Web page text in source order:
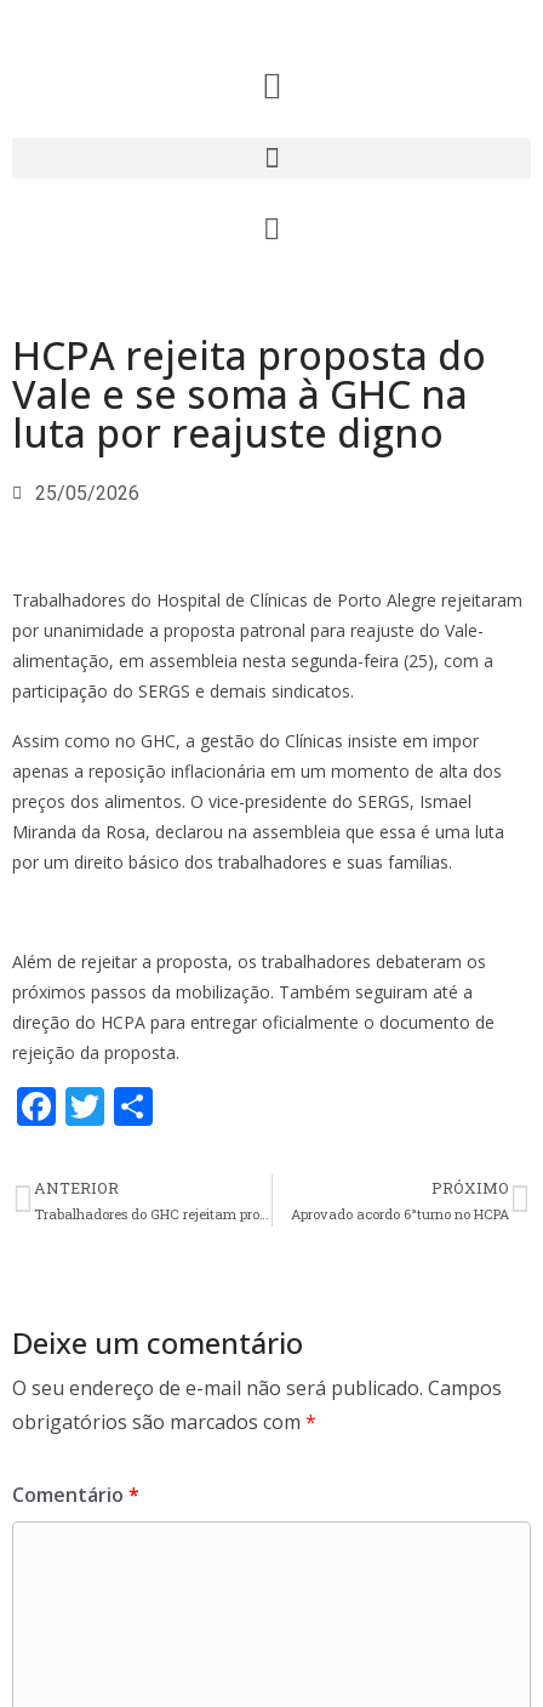
HCPA rejeita proposta do
Vale e se soma à GHC na
luta por reajuste digno
25/05/2026
Trabalhadores do Hospital de Clínicas de Porto Alegre rejeitaram
por unanimidade a proposta patronal para reajuste do Vale-
alimentação, em assembleia nesta segunda-feira (25), com a
participação do SERGS e demais sindicatos.
Assim como no GHC, a gestão do Clínicas insiste em impor
apenas a reposição inflacionária em um momento de alta dos
preços dos alimentos. O vice-presidente do SERGS, Ismael
Miranda da Rosa, declarou na assembleia que essa é uma luta
por um direito básico dos trabalhadores e suas famílias.
Além de rejeitar a proposta, os trabalhadores debateram os
próximos passos da mobilização. Também seguiram até a
direção do HCPA para entregar oficialmente o documento de
rejeição da proposta.
F
e
b
k
T
itt
er e
ANTERIOR
Trabalhadores do GHC rejeitam proposta da gestão para o Vale-alimentação
PRÓXIMO
Aprovado acordo 6°turno no HCPA
Deixe um comentário
O seu endereço de e-mail não será publicado. Campos
obrigatórios são marcados com *
Comentário *